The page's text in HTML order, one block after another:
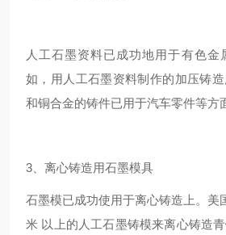
人工石墨资料已成功地用于有色金
如，用人工石墨资料制作的加压铸
和铜合金的铸件已用于汽车零件等方
3、离心铸造用石墨模具
石墨模已成功使用于离心铸造上。美
米 以上的人工石墨铸模来离心铸造